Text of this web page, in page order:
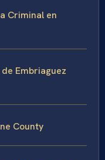
Criminal en
Embriaguez
County